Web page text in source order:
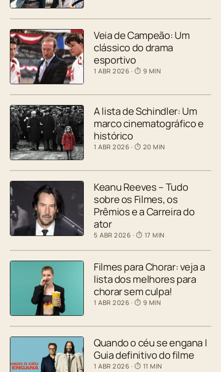
Veia de Campeão: Um
clássico do drama
esportivo
1 ABR 2026 · ⏱ 9 MIN
A lista de Schindler: Um
marco cinematográfico e
histórico
1 ABR 2026 · ⏱ 20 MIN
Keanu Reeves – Tudo
sobre os Filmes, os
Prêmios e a Carreira do
ator
5 ABR 2026 · ⏱ 17 MIN
Filmes para Chorar: veja a
lista dos melhores para
chorar sem culpa!
1 ABR 2026 · ⏱ 9 MIN
Quando o céu se engana |
Guia definitivo do filme
1 ABR 2026 · ⏱ 11 MIN